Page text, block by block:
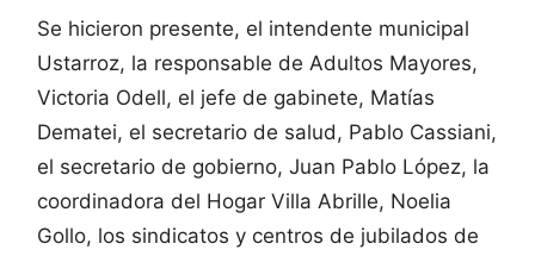
Se hicieron presente, el intendente municipal
Ustarroz, la responsable de Adultos Mayores,
Victoria Odell, el jefe de gabinete, Matías
Dematei, el secretario de salud, Pablo Cassiani,
el secretario de gobierno, Juan Pablo López, la
coordinadora del Hogar Villa Abrille, Noelia
Gollo, los sindicatos y centros de jubilados de